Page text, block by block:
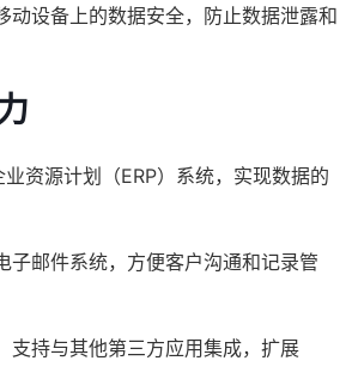
动设备上的数据安全，防止数据泄露和
业资源计划（ERP）系统，实现数据的
子邮件系统，方便客户沟通和记录管
支持与其他第三方应用集成，扩展